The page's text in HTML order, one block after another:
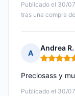
Publicado el 30/
tras una compra
A
Andrea R.
Nota: 5 de
Publicado el 30/
Preciosass y